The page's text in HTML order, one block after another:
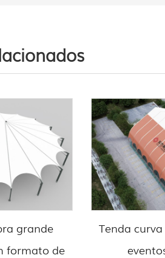
grande
formato de
Tenda